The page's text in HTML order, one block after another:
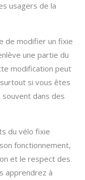
usagers de la
de modifier un fixie
une partie du
modification peut
si vous êtes
souvent dans des
du vélo fixie
fonctionnement,
et le respect des
apprendrez à